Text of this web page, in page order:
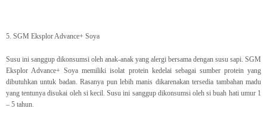
5. SGM Eksplor Advance+ Soya
Susu ini sanggup dikonsumsi oleh anak-anak yang alergi bersama dengan susu sapi. SGM
Eksplor Advance+ Soya memiliki isolat protein kedelai sebagai sumber protein yang
dibutuhkan untuk badan. Rasanya pun lebih manis dikarenakan tersedia tambahan madu
yang tentunya disukai oleh si kecil. Susu ini sanggup dikonsumsi oleh si buah hati umur 1
– 5 tahun.